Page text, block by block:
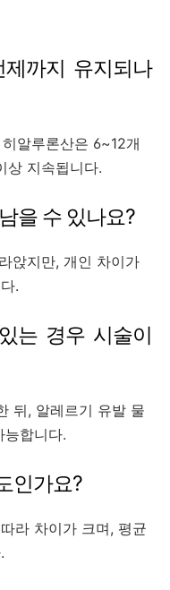
까지 유지되나
알루론산은 6~12개
상 지속됩니다.
을 수 있나요?
앉지만, 개인 차이가
.
는 경우 시술이
뒤, 알레르기 유발 물
합니다.
인가요?
라 차이가 크며, 평균